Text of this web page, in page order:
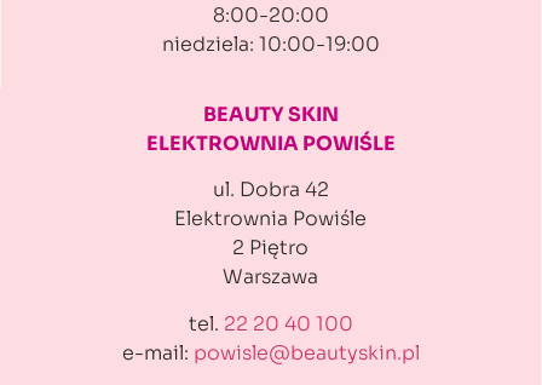
8:00-20:00
niedziela: 10:00-19:00
BEAUTY SKIN
ELEKTROWNIA POWIŚLE
ul. Dobra 42
Elektrownia Powiśle
2 Piętro
Warszawa
tel. 22 20 40 100
e-mail: powisle@beautyskin.pl